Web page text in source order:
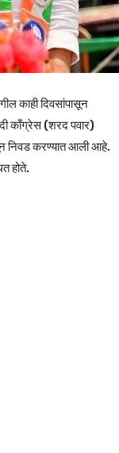
काही दिवसांपासून
काँग्रेस (शरद पवार)
निवड करण्यात आली आहे.
होते.